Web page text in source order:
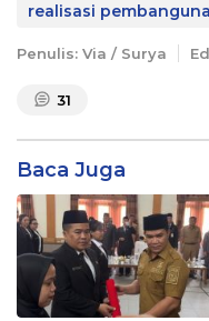
realisasi
Penulis: Via / Surya
31
Baca Juga